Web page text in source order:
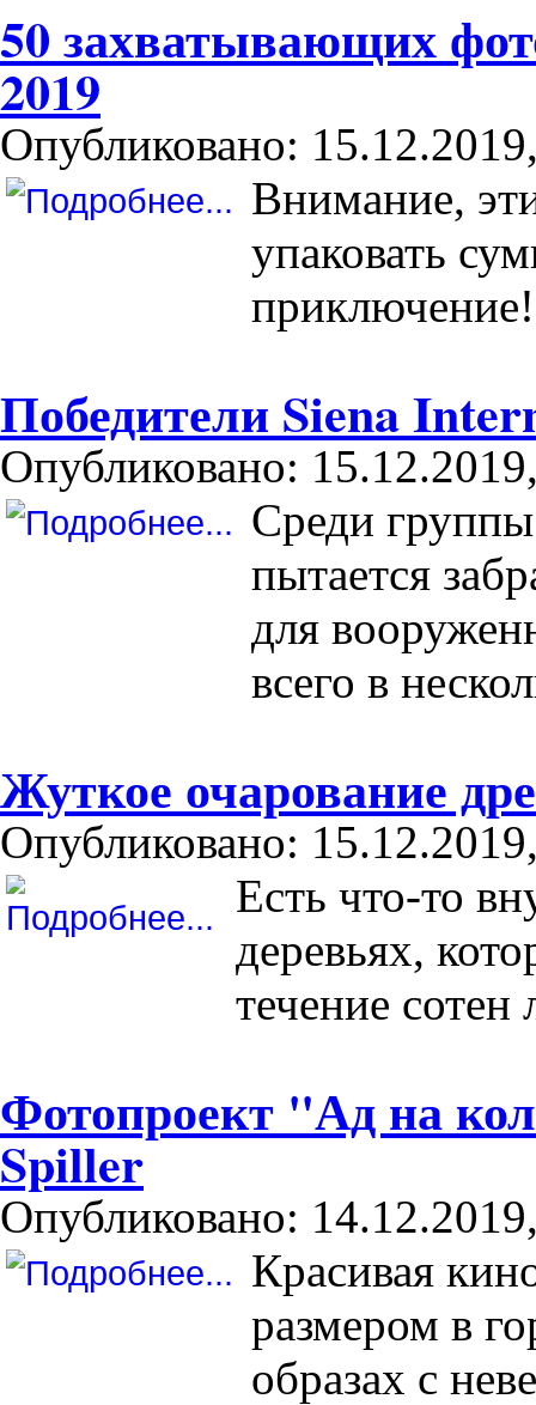
50 захватывающих
2019
Опубликовано:
Внимание,
упаковать
приключение!
Победители Siena
Опубликовано:
Среди
пытается
для
всего в
Жуткое очарование
Опубликовано:
Есть что-то
деревьях,
течение сотен
Фотопроект "Ад на
Spiller
Опубликовано:
Красивая
размером в
образах с